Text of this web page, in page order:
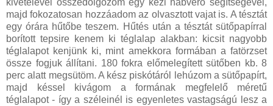
kivételével összedolgozom egy kézi habverő segítségével,
majd fokozatosan hozzáadom az olvasztott vajat is. A tésztát
egy órára hűtőbe teszem. Hűtés után a tésztát sütőpapírral
borított tepsire kenem ki téglalap alakban: kicsit nagyobb
téglalapot kenjünk ki, mint amekkora formában a fatörzset
össze fogjuk állítani. 180 fokra előmelegített sütőben kb. 8
perc alatt megsütöm. A kész piskótáról lehúzom a sütőpapírt,
majd késsel kivágom a formának megfelelő méretű
téglalapot - így a széleinél is egyenletes vastagságú lesz a